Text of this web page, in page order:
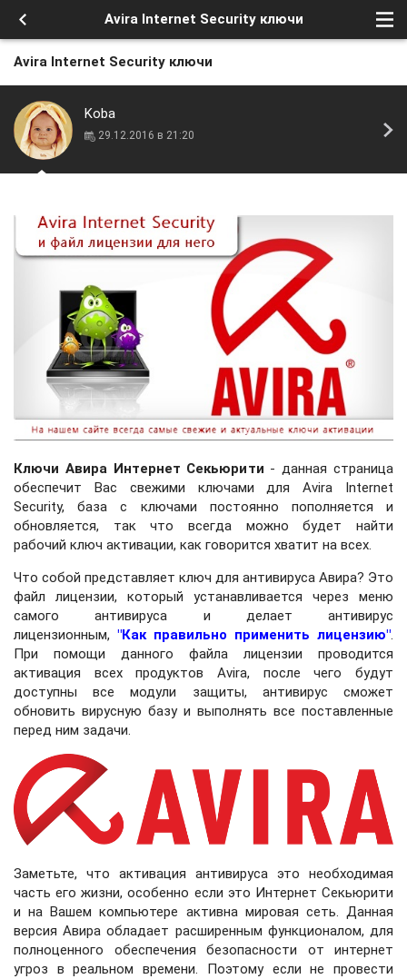
Avira Internet Security ключи
Avira Internet Security ключи
Koba
29.12.2016 в 21:20
Ключи Авира Интернет Секьюрити - данная страница
обеспечит Вас свежими ключами для Avira Internet
Security, база с ключами постоянно пополняется и
обновляется, так что всегда можно будет найти
рабочий ключ активации, как говорится хватит на всех.
Что собой представляет ключ для антивируса Авира? Это
файл лицензии, который устанавливается через меню
самого антивируса и делает антивирус
лицензионным, "Как правильно применить лицензию".
При помощи данного файла лицензии проводится
активация всех продуктов Avira, после чего будут
доступны все модули защиты, антивирус сможет
обновить вирусную базу и выполнять все поставленные
перед ним задачи.
Заметьте, что активация антивируса это необходимая
часть его жизни, особенно если это Интернет Секьюрити
и на Вашем компьютере активна мировая сеть. Данная
версия Авира обладает расширенным функционалом, для
полноценного обеспечения безопасности от интернет
угроз в реальном времени. Поэтому если не провести